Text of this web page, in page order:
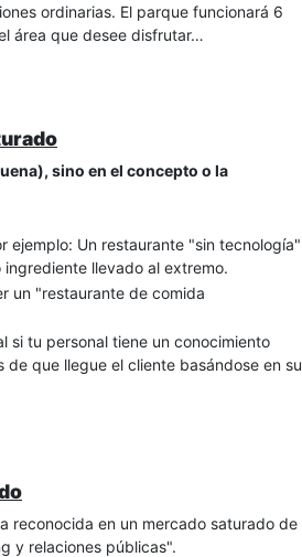
ordinarias. El parque funcionará 6
área que desee disfrutar…
sino en el concepto o la
ejemplo: Un restaurante "sin tecnología"
llevado al extremo.
un "restaurante de comida
si tu personal tiene un conocimiento
que llegue el cliente basándose en su
reconocida en un mercado saturado de
y relaciones públicas".